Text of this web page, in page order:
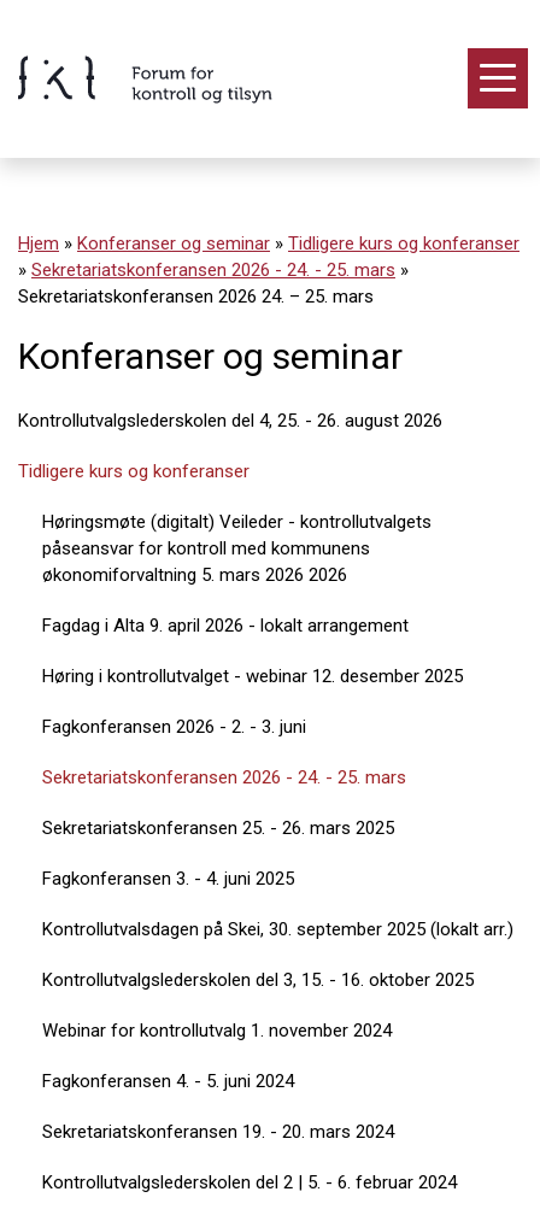
innholdet
Hjem » Konferanser og seminar » Tidligere kurs og konferanser
» Sekretariatskonferansen 2026 - 24. - 25. mars »
Sekretariatskonferansen 2026 24. – 25. mars
Konferanser og seminar
Kontrollutvalgslederskolen del 4, 25. - 26. august 2026
Tidligere kurs og konferanser
Høringsmøte (digitalt) Veileder - kontrollutvalgets
påseansvar for kontroll med kommunens
økonomiforvaltning 5. mars 2026 2026
Fagdag i Alta 9. april 2026 - lokalt arrangement
Høring i kontrollutvalget - webinar 12. desember 2025
Fagkonferansen 2026 - 2. - 3. juni
Sekretariatskonferansen 2026 - 24. - 25. mars
Sekretariatskonferansen 25. - 26. mars 2025
Fagkonferansen 3. - 4. juni 2025
Kontrollutvalsdagen på Skei, 30. september 2025 (lokalt arr.)
Kontrollutvalgslederskolen del 3, 15. - 16. oktober 2025
Webinar for kontrollutvalg 1. november 2024
Fagkonferansen 4. - 5. juni 2024
Sekretariatskonferansen 19. - 20. mars 2024
Kontrollutvalgslederskolen del 2 | 5. - 6. februar 2024